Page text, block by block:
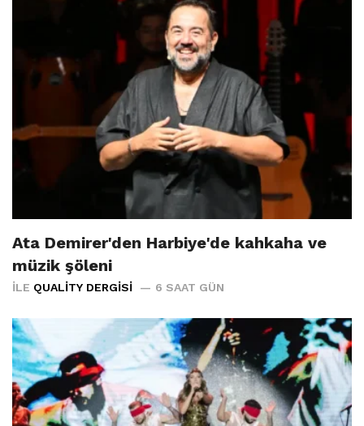
Ata Demirer'den Harbiye'de kahkaha ve
müzik şöleni
İLE QUALITY DERGISI 6 SAAT GÜN